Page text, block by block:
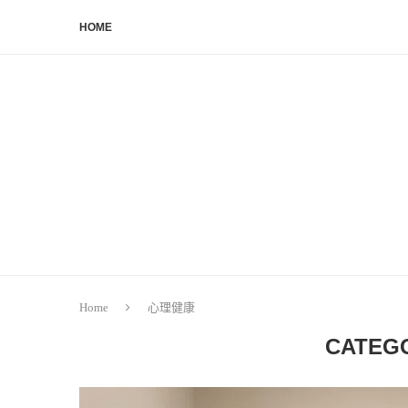
HOME
Home 心理健康